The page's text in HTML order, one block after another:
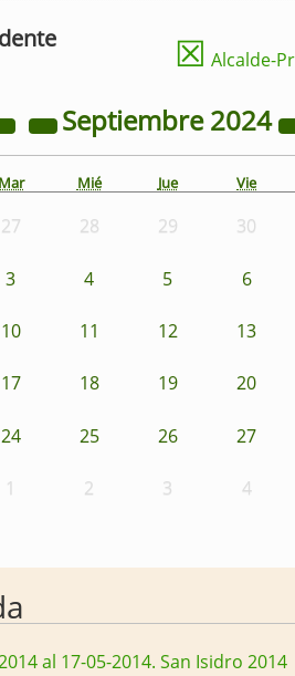
☒ Alcalde-
Septiembre2024
Mar Mié Jue Vie
27 28 29 30
3 4 5 6
10 11 12 13
17 18 19 20
24 25 26 27
1 2 3 4
al 17-05-2014. San Isidro 2014